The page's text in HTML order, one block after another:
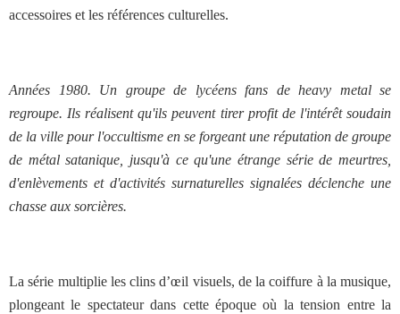
accessoires et les références culturelles.
Années 1980. Un groupe de lycéens fans de heavy metal se
regroupe. Ils réalisent qu'ils peuvent tirer profit de l'intérêt soudain
de la ville pour l'occultisme en se forgeant une réputation de groupe
de métal satanique, jusqu'à ce qu'une étrange série de meurtres,
d'enlèvements et d'activités surnaturelles signalées déclenche une
chasse aux sorcières.
La série multiplie les clins d’œil visuels, de la coiffure à la musique,
plongeant le spectateur dans cette époque où la tension entre la